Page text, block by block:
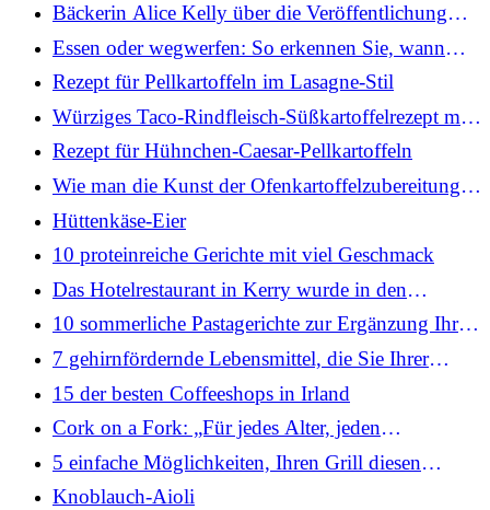
Bäckerin Alice Kelly über die Veröffentlichung
ihres ersten Kochbuchs mit 22 Jahren
Essen oder wegwerfen: So erkennen Sie, wann
Obst und Gemüse noch zum Verzehr geeignet sind
Rezept für Pellkartoffeln im Lasagne-Stil
Würziges Taco-Rindfleisch-Süßkartoffelrezept mit
heißem Honig
Rezept für Hühnchen-Caesar-Pellkartoffeln
Wie man die Kunst der Ofenkartoffelzubereitung
beherrscht
Hüttenkäse-Eier
10 proteinreiche Gerichte mit viel Geschmack
Das Hotelrestaurant in Kerry wurde in den
Michelin-Führer aufgenommen
10 sommerliche Pastagerichte zur Ergänzung Ihres
Wochenmenüs
7 gehirnfördernde Lebensmittel, die Sie Ihrer
Einkaufsliste hinzufügen sollten
15 der besten Coffeeshops in Irland
Cork on a Fork: „Für jedes Alter, jeden
Geldbeutel, alle Kulturen“
5 einfache Möglichkeiten, Ihren Grill diesen
Sommer sicher aufzubewahren
Knoblauch-Aioli